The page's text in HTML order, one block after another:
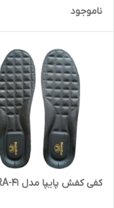
ناموجود
کفی کفش پایپا مدل SORA-41